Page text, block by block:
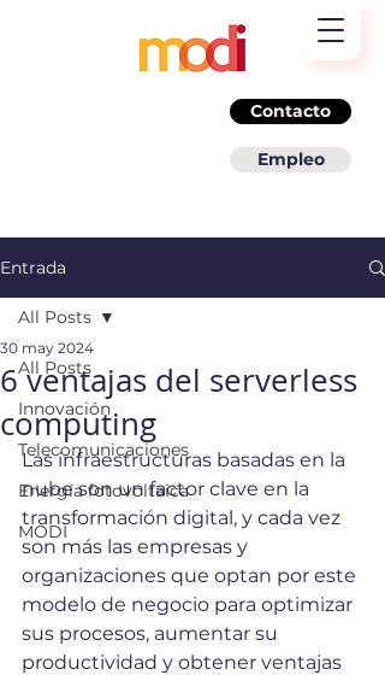
Contacto
Empleo
Entrada
All Posts
Innovación
Telecomunicaciones
Energía fotovoltaica
MODI
All Posts
6 ventajas del serverless
computing
30 may 2024
Las infraestructuras basadas en la
nube son un factor clave en la
transformación digital, y cada vez
son más las empresas y
organizaciones que optan por este
modelo de negocio para optimizar
sus procesos, aumentar su
productividad y obtener ventajas